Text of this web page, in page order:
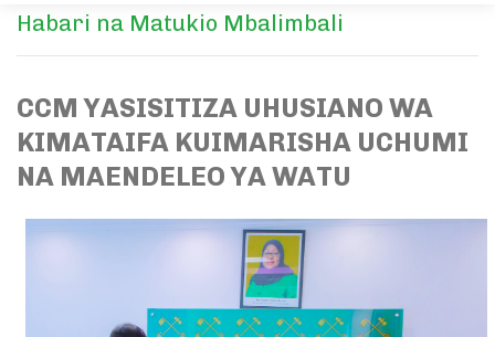
Habari na Matukio Mbalimbali
CCM YASISITIZA UHUSIANO WA
KIMATAIFA KUIMARISHA UCHUMI
NA MAENDELEO YA WATU